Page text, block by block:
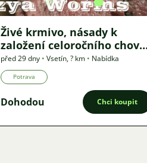
Živé krmivo, násady k
založení celoročního chovu
- Auloforus, Izya, Grindal,
Roupice, Moina,
před 29 dny • Vsetín,? km • Nabídka
Potrava
Dohodou Chci koupit